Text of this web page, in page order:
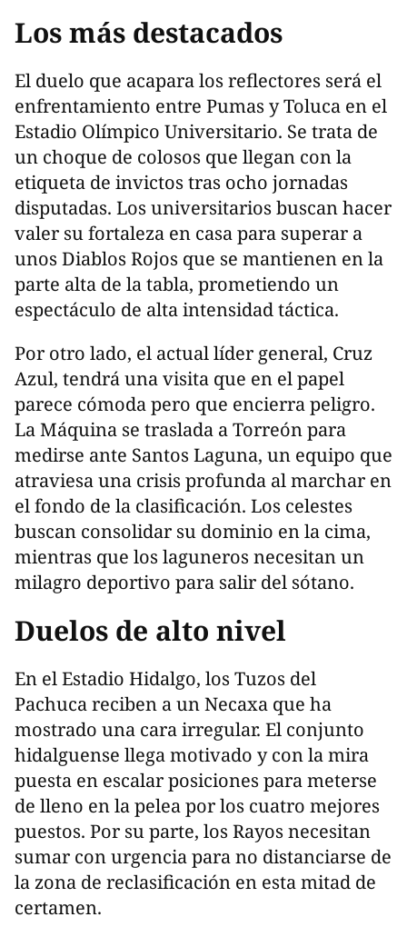
Los más destacados
El duelo que acapara los reflectores será el
enfrentamiento entre Pumas y Toluca en el
Estadio Olímpico Universitario. Se trata de
un choque de colosos que llegan con la
etiqueta de invictos tras ocho jornadas
disputadas. Los universitarios buscan hacer
valer su fortaleza en casa para superar a
unos Diablos Rojos que se mantienen en la
parte alta de la tabla, prometiendo un
espectáculo de alta intensidad táctica.
Por otro lado, el actual líder general, Cruz
Azul, tendrá una visita que en el papel
parece cómoda pero que encierra peligro.
La Máquina se traslada a Torreón para
medirse ante Santos Laguna, un equipo que
atraviesa una crisis profunda al marchar en
el fondo de la clasificación. Los celestes
buscan consolidar su dominio en la cima,
mientras que los laguneros necesitan un
milagro deportivo para salir del sótano.
Duelos de alto nivel
En el Estadio Hidalgo, los Tuzos del
Pachuca reciben a un Necaxa que ha
mostrado una cara irregular. El conjunto
hidalguense llega motivado y con la mira
puesta en escalar posiciones para meterse
de lleno en la pelea por los cuatro mejores
puestos. Por su parte, los Rayos necesitan
sumar con urgencia para no distanciarse de
la zona de reclasificación en esta mitad de
certamen.